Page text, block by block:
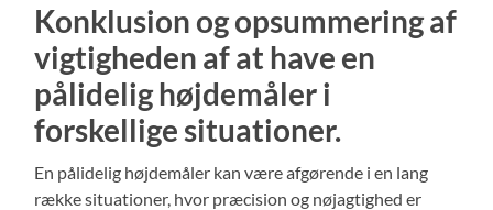
Konklusion og opsummering af
vigtigheden af at have en
pålidelig højdemåler i
forskellige situationer.
En pålidelig højdemåler kan være afgørende i en lang
række situationer, hvor præcision og nøjagtighed er